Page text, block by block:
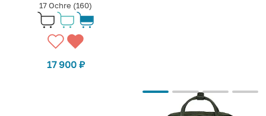
17 Ochre (160)
17 900 ₽